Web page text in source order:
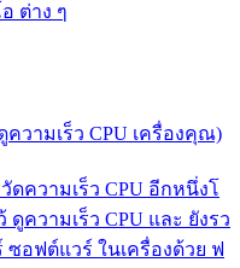
ต่าง ๆ
ความเร็ว CPU เครื่องคุณ)
ดความเร็ว CPU อีกหนึ่งโ
ความเร็ว CPU และ ยังรว
อฟต์แวร์ ในเครื่องด้วย ฟ